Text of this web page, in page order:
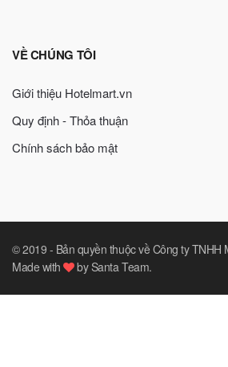
VỀ CHÚNG TÔI
Giới thiệu Hotelmart.vn
Quy định - Thỏa thuận
Chính sách bảo mật
© 2019 - Bản quyền thuộc về Công ty TNHH
Made with
by Santa Team.